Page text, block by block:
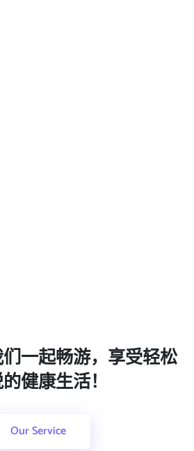
一起畅游，享受轻松
健康生活！
Our Service